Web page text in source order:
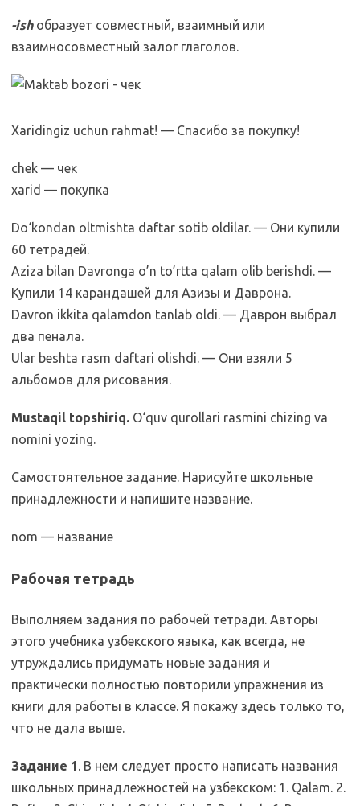
-ishобразует совместный, взаимный или
взаимносовместный залог глаголов.
Xaridingiz uchun rahmat! — Спасибо за покупку!
chek — чек
xarid — покупка
Do‘kondan oltmishta daftar sotib oldilar. — Они купили
60 тетрадей.
Aziza bilan Davronga o’n to’rtta qalam olib berishdi. —
Купили 14 карандашей для Азизы и Даврона.
Davron ikkita qalamdon tanlab oldi. — Даврон выбрал
два пенала.
Ular beshta rasm daftari olishdi. — Они взяли 5
альбомов для рисования.
Mustaqil topshiriq. O‘quv qurollari rasmini chizing va
nomini yozing.
Самостоятельное задание. Нарисуйте школьные
принадлежности и напишите название.
nom — название
Рабочая тетрадь
Выполняем задания по рабочей тетради. Авторы
этого учебника узбекского языка, как всегда, не
утруждались придумать новые задания и
практически полностью повторили упражнения из
книги для работы в классе. Я покажу здесь только то,
что не дала выше.
Задание 1. В нем следует просто написать названия
школьных принадлежностей на узбекском: 1. Qalam. 2.